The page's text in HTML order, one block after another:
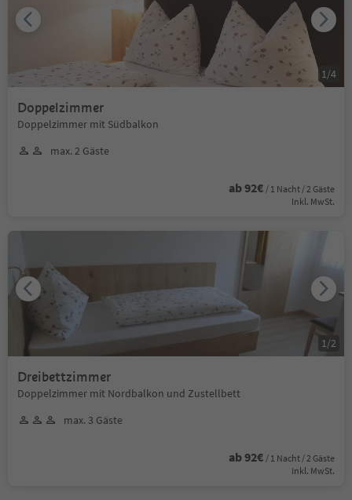
Doppelzimmer
Doppelzimmer mit Südbalkon
max. 2 Gäste
ab 92€ / 1 Nacht / 2 Gäste
Inkl. MwSt.
1 /4
Dreibettzimmer
Doppelzimmer mit Nordbalkon und Zustellbett
max. 3 Gäste
ab 92€ / 1 Nacht / 2 Gäste
Inkl. MwSt.
1 /2